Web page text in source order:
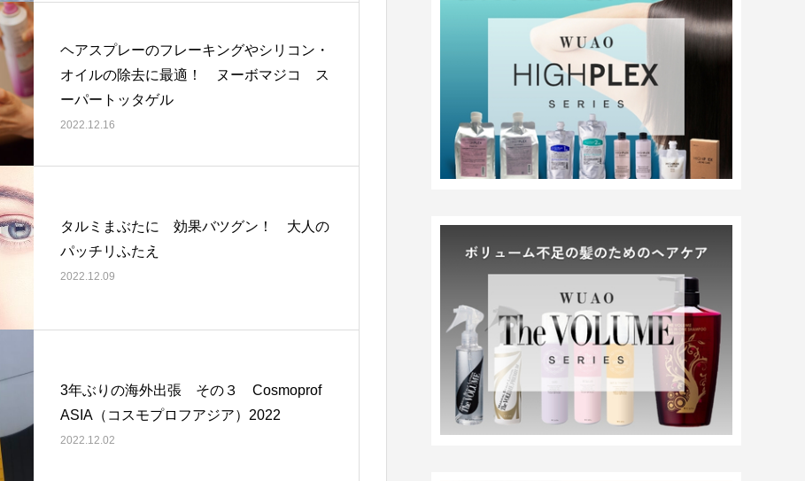
ヘアスプレーのフレーキングやシリコン・
オイルの除去に最適！ ヌーボマジコ ス
ーパートッタゲル
2022.12.16
タルミまぶたに 効果バツグン！ 大人の
パッチリふたえ
2022.12.09
3年ぶりの海外出張 その３ Cosmoprof
ASIA（コスモプロフアジア）2022
2022.12.02